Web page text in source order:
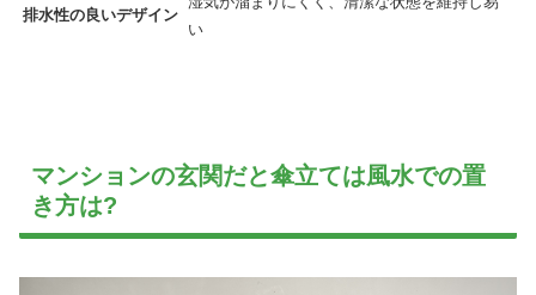
排水性の良いデザイン
い
マンションの玄関だと傘立ては風水での置
き方は?